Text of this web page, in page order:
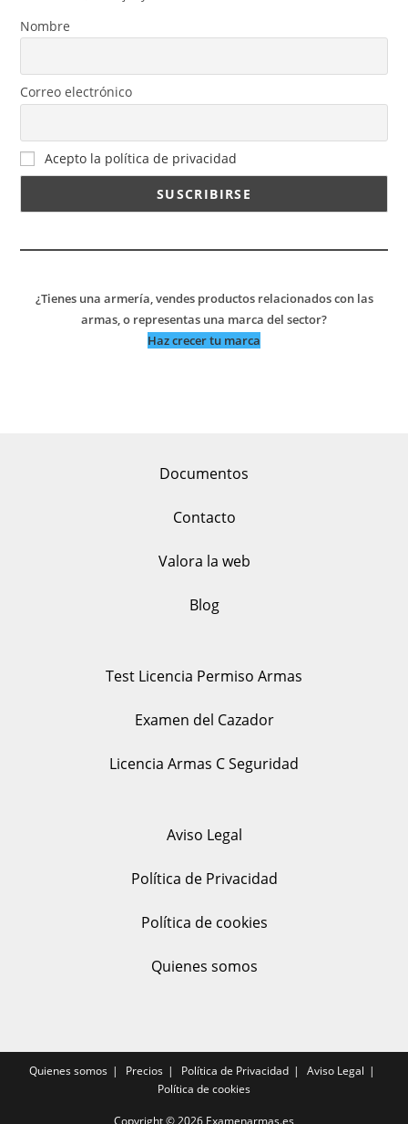
Nombre
Correo electrónico
Acepto la política de privacidad
¿Tienes una armería, vendes productos relacionados con las
armas, o representas una marca del sector?
Haz crecer tu marca
Documentos
Contacto
Valora la web
Blog
Test Licencia Permiso Armas
Examen del Cazador
Licencia Armas C Seguridad
Aviso Legal
Política de Privacidad
Política de cookies
Quienes somos
Quienes somos Precios Política de Privacidad
Aviso Legal
Política de cookies
Copyright © 2026 Examenarmas.es